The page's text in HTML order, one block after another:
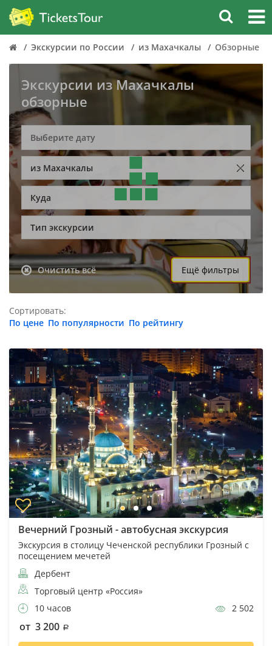
Экскурсии по России из Махачкалы Обзорные
Экскурсии из Махачкалы
обзорные
из Махачкалы
Куда
Тип экскурсии
Очистить всё Ещё фильтры
Сортировать:
По цене По популярности По рейтингу
Вечерний Грозный - автобусная экскурсия
Экскурсия в столицу Чеченской республики Грозный с
посещением мечетей
Дербент
Торговый центр «Россия»
10 часов
2 502
от 3 200